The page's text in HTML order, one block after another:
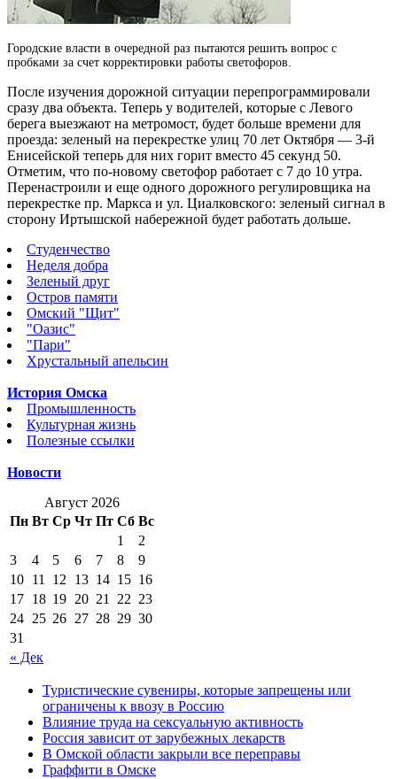
Городские власти в очередной раз пытаются решить вопрос с
пробками за счет корректировки работы светофоров.
После изучения дорожной ситуации перепрограммировали
сразу два объекта. Теперь у водителей, которые с Левого
берега выезжают на метромост, будет больше времени для
проезда: зеленый на перекрестке улиц 70 лет Октября — 3-й
Енисейской теперь для них горит вместо 45 секунд 50.
Отметим, что по-новому светофор работает с 7 до 10 утра.
Перенастроили и еще одного дорожного регулировщика на
перекрестке пр. Маркса и ул. Циалковского: зеленый сигнал в
сторону Иртышской набережной будет работать дольше.
Студенчество
Неделя добра
Зеленый друг
Остров памяти
Омский "Щит"
"Оазис"
"Пари"
Хрустальный апельсин
История Омска
Промышленность
Культурная жизнь
Полезные ссылки
Новости
Август 2026
Пн Вт Ср Чт Пт Сб Вс
« Дек
1
2
3
4 5 6 7 8
9
10 11 12 13 14 15 16
17 18 19 20 21 22 23
24 25 26 27 28 29 30
31
Туристические сувениры, которые запрещены или
ограничены к ввозу в Россию
Влияние труда на сексуальную активность
Россия зависит от зарубежных лекарств
В Омской области закрыли все переправы
Граффити в Омске